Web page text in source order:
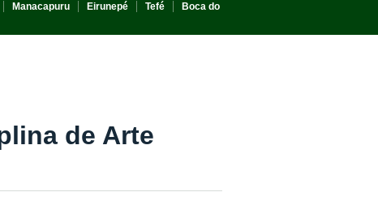
Manacapuru Eirunepé Tefé
Boca do
de Arte